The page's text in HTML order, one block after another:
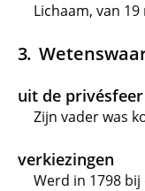
Lichaam, van
uit de privésfeer
Zijn vader was
verkiezingen
Werd in 1798